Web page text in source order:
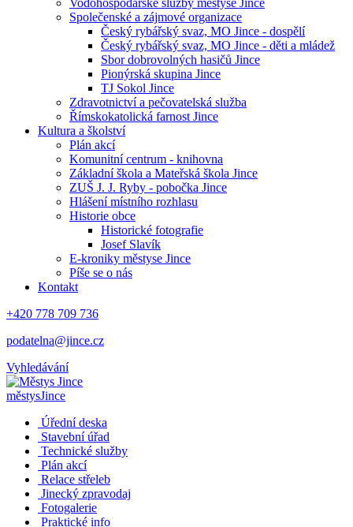
Vodohospodářské služby městyse Jince
Společenské a zájmové organizace
Český rybářský svaz, MO Jince - dospělí
Český rybářský svaz, MO Jince - děti a mládež
Sbor dobrovolných hasičů Jince
Pionýrská skupina Jince
TJ Sokol Jince
Zdravotnictví a pečovatelská služba
Římskokatolická farnost Jince
Kultura a školství
Plán akcí
Komunitní centrum - knihovna
Základní škola a Mateřská škola Jince
ZUŠ J. J. Ryby - pobočka Jince
Hlášení místního rozhlasu
Historie obce
Historické fotografie
Josef Slavík
E-kroniky městyse Jince
Píše se o nás
Kontakt
+420 778 709 736
podatelna@jince.cz
Vyhledávání
městysJince
Úřední deska
Stavební úřad
Technické služby
Plán akcí
Relace střeleb
Jinecký zpravodaj
Fotogalerie
Praktické info